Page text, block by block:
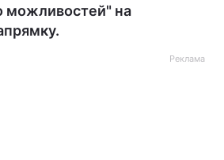
можливостей" на
Реклама